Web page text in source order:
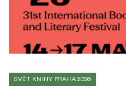
SVĚT KNIHY PRAHA 2026